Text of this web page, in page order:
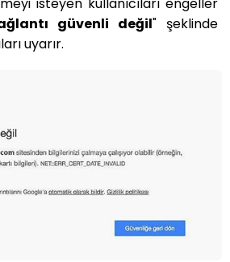
isteyen kullanıcıları engeller
güvenli değil" şeklinde
uyarır.